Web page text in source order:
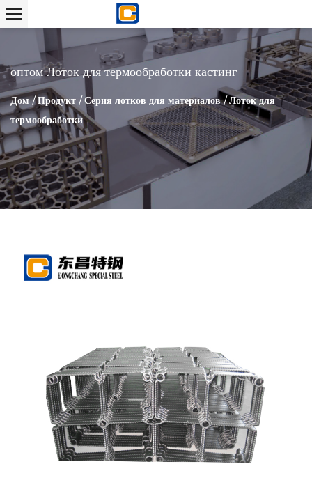
оптом Лоток для термообработки кастинг
Дом/Продукт /Серия лотков для материалов/Лоток для
термообработки